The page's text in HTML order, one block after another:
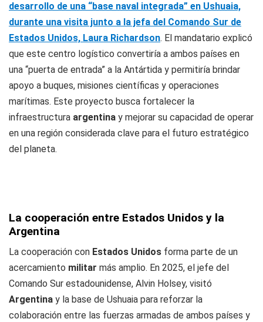
desarrollo de una “base naval integrada” en Ushuaia,
durante una visita junto a la jefa del Comando Sur de
Estados Unidos, Laura Richardson. El mandatario explicó
que este centro logístico convertiría a ambos países en
una “puerta de entrada” a la Antártida y permitiría brindar
apoyo a buques, misiones científicas y operaciones
marítimas. Este proyecto busca fortalecer la
infraestructura argentina y mejorar su capacidad de operar
en una región considerada clave para el futuro estratégico
del planeta.
La cooperación entre Estados Unidos y la
Argentina
La cooperación con Estados Unidos forma parte de un
acercamiento militar más amplio. En 2025, el jefe del
Comando Sur estadounidense, Alvin Holsey, visitó
Argentina y la base de Ushuaia para reforzar la
colaboración entre las fuerzas armadas de ambos países y